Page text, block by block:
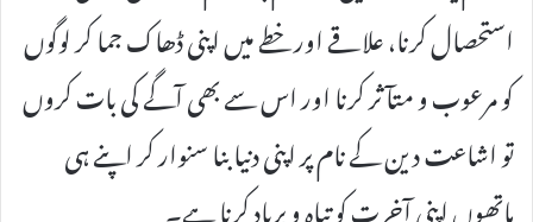
استحصال کرنا، علاقے اور خطے میں اپنی ڈھاک جما کر لوگوں
کو مرعوب و متآثر کرنا اور اس سے بھی آگے کی بات کروں
تو اشاعت دین کے نام پر اپنی دنیا بنا سنوار کر اپنے ہی
ہاتھوں اپنی آخرت کو تباہ و برباد کرنا ہے۔